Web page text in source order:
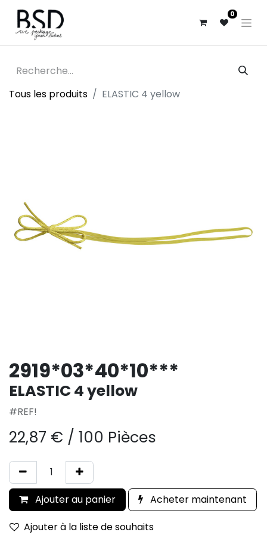
0
Tous les produits ELASTIC 4 yellow
2919*03*40*10***
ELASTIC 4 yellow
#REF!
22,87 € / 100 Pièces
Ajouter au panier
Acheter maintenant
Ajouter à la liste de souhaits